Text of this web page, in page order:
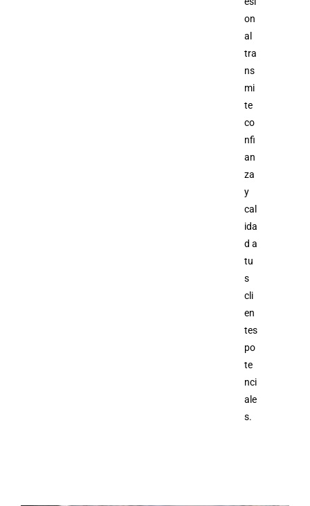
on
al
tra
ns
mi
te
co
nfi
an
za
y
cal
ida
d a
tu
s
cli
en
tes
po
te
nci
ale
s.